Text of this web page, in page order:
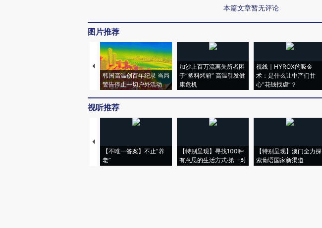
本篇文章暂无评论
图片推荐
韩国高温创百年纪录 当局
警告停止一切户外活动
加沙上百万流离失所者困
于“塑料烤箱” 高温引发健
康危机
视线｜HYROX的吸金
术：是什么让中产们甘
心“花钱找虐”？
视听推荐
【不唯一答案】不止“养
老”
【特别呈现】寻找100种
有意思的生活方式·第一对
【特别呈现】澳门全力探
索葡语国家新渠道